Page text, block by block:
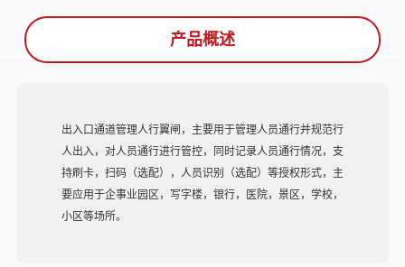
产品概述
出入口通道管理人行翼闸，主要用于管理人员通行并规范行
人出入，对人员通行进行管控，同时记录人员通行情况，支
持刷卡，扫码（选配），人员识别（选配）等授权形式，主
要应用于企事业园区，写字楼，银行，医院，景区，学校，
小区等场所。